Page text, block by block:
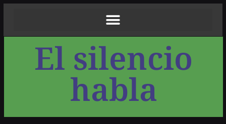
El silencio
habla